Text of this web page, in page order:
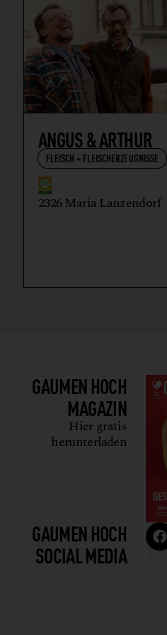
ANGUS & ARTHUR
FLEISCH + FLEISCHERZEUGNISSE
2326 Maria Lanzendorf
GAUMEN HOCH
MAGAZIN
Hier gratis
herunterladen
GAUMEN HOCH
SOCIAL MEDIA